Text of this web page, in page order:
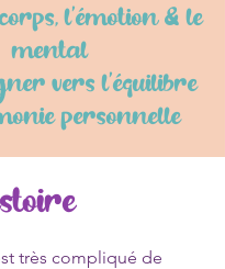
l'émotion & le
mental
vers l'équilibre
personnelle
très compliqué de